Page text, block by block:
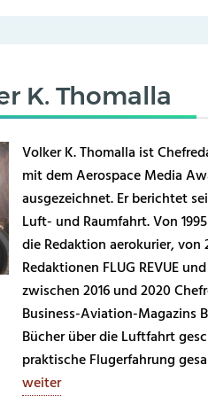
K. Thomalla
Volker K. Thomalla ist
mit dem Aerospace Media
ausgezeichnet. Er berichtet
Luft- und Raumfahrt. Von
die Redaktion aerokurier, von
Redaktionen FLUG REVUE
zwischen 2016 und 2020
Business-Aviation-Magazins
Bücher über die Luftfahrt
praktische Flugerfahrung
weiter